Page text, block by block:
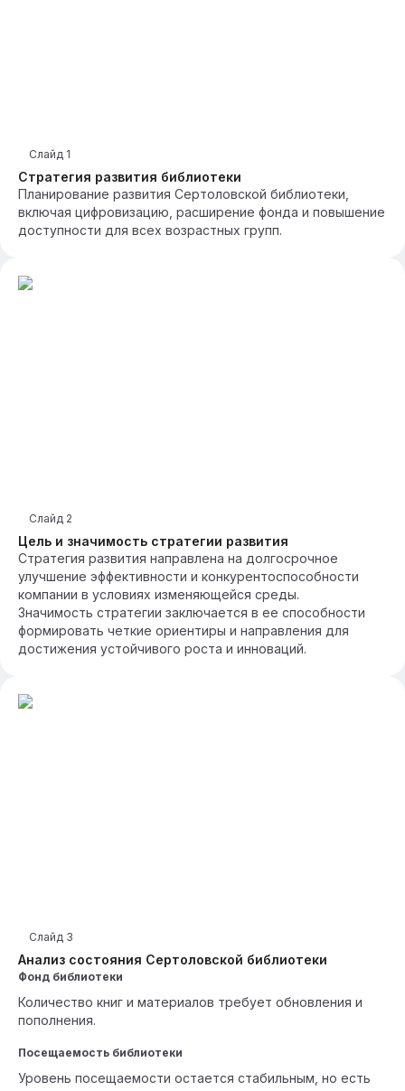
Стратегия развития библиотеки
Слайд 1
Планирование развития Сертоловской библиотеки,
включая цифровизацию, расширение фонда и повышение
доступности для всех возрастных групп.
Цель и значимость стратегии развития
Слайд 2
Стратегия развития направлена на долгосрочное
улучшение эффективности и конкурентоспособности
компании в условиях изменяющейся среды.
Значимость стратегии заключается в ее способности
формировать четкие ориентиры и направления для
достижения устойчивого роста и инноваций.
Анализ состояния Сертоловской библиотеки
Слайд 3
Фонд библиотеки
Количество книг и материалов требует обновления и
пополнения.
Посещаемость библиотеки
Уровень посещаемости остается стабильным, но есть